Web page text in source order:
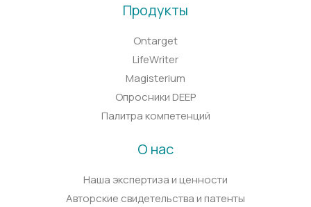
Продукты
Ontarget
LifeWriter
Magisterium
Опросники DEEP
Палитра компетенций
О нас
Наша экспертиза и ценности
Авторские свидетельства и патенты